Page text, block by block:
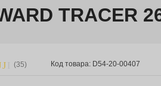
TRACER
(35) Код товара: D54-20-00407